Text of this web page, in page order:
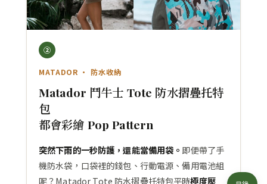
②
MATADOR · 防水收納
Matador 鬥牛士 Tote 防水摺疊托特
包
都會彩繪 Pop Pattern
突然下雨的一秒防護，還能當備用袋。 即便帶了手
機防水袋，口袋裡的錢包、行動電源、備用電池組
呢？Matador Tote 防水摺疊托特包平時極度壓